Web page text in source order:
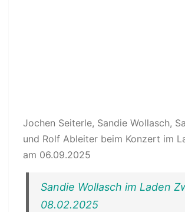
Jochen Seiterle, Sandie Wollasch,
und Rolf Ableiter beim Konzert im
am 06.09.2025
Sandie Wollasch im Laden
08.02.2025